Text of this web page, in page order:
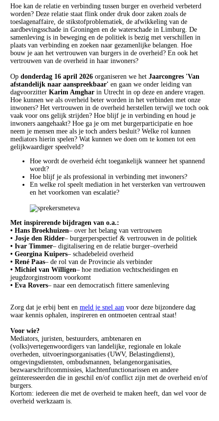
Hoe kan de relatie en verbinding tussen burger en overheid verbeterd
worden? Deze relatie staat flink onder druk door zaken zoals de
toeslagenaffaire, de stikstofproblematiek, de afwikkeling van de
aardbevingsschade in Groningen en de waterschade in Limburg. De
samenleving is in beweging en de politiek is bezig met verschillen in
plaats van verbinding en zoeken naar gezamenlijke belangen. Hoe
bouw je aan het vertrouwen van burgers in de overheid? En ook het
vertrouwen van de overheid in haar inwoners?
Op donderdag 16 april 2026organiseren we het Jaarcongres 'Van
afstandelijk naar aanspreekbaar' en gaan we onder leiding van
dagvoorzitter Karim Amgharin Utrecht in op deze en andere vragen.
Hoe kunnen we als overheid beter worden in het verbinden met onze
inwoners? Het vertrouwen in de overheid herstellen terwijl we toch ook
vaak voor ons gelijk strijden? Hoe blijf je in verbinding en houd je
inwoners aangehaakt? Hoe ga je om met burgerparticipatie en hoe
neem je mensen mee als je toch anders besluit? Welke rol kunnen
mediators hierin spelen? Wat kunnen we doen om te komen tot een
gelijkwaardiger speelveld?
Hoe wordt de overheid écht toegankelijk wanneer het spannend
wordt?
Hoe blijf je als professional in verbinding met inwoners?
En welke rol speelt mediation in het versterken van vertrouwen
en het voorkomen van escalatie?
Met inspirerende bijdragen van o.a.:
• Hans Broekhuizen– over het belang van vertrouwen
• Josje den Ridder– burgerperspectief & vertrouwen in de politiek
• Ivar Timmer– digitalisering en de relatie burger–overheid
• Georgina Kuipers– schadebeleid overheid
• René Paas– de rol van de Provincie als verbinder
• Michiel van Willigen– hoe mediation vechtscheidingen en
jeugdzorginstroom voorkomt
• Eva Rovers– naar een democratisch fittere samenleving
Zorg dat je erbij bent en meld je snel aanvoor deze bijzondere dag
waar kennis ophalen, inspireren en ontmoeten centraal staat!
Voor wie?
Mediators, juristen, bestuurders, ambtenaren en
(volks)vertegenwoordigers van landelijke, regionale en lokale
overheden, uitvoeringsorganisaties (UWV, Belastingdienst),
omgevingsdiensten, ombudsmannen, belangenorganisaties,
bezwaarschriftcommissies, klachtenfunctionarissen en andere
geïnteresseerden die in geschil en/of conflict zijn met de overheid en/of
burgers.
Kortom: iedereen die met de overheid te maken heeft, dan wel voor de
overheid werkzaam is.